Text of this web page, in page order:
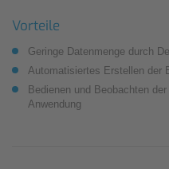
Vorteile
Geringe Datenmenge durch
Automatisiertes Erstellen der
Bedienen und Beobachten
Anwendung